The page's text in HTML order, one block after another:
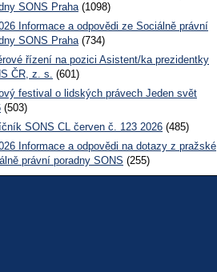
SONS Praha (1098)
Informace a odpovědi ze Sociálně právní
SONS Praha (734)
řízení na pozici Asistent/ka prezidentky
ČR, z. s.
(601)
festival o lidských právech Jeden svět
(503)
SONS CL červen č. 123 2026 (485)
Informace a odpovědi na dotazy z pražské
právní poradny SONS (255)